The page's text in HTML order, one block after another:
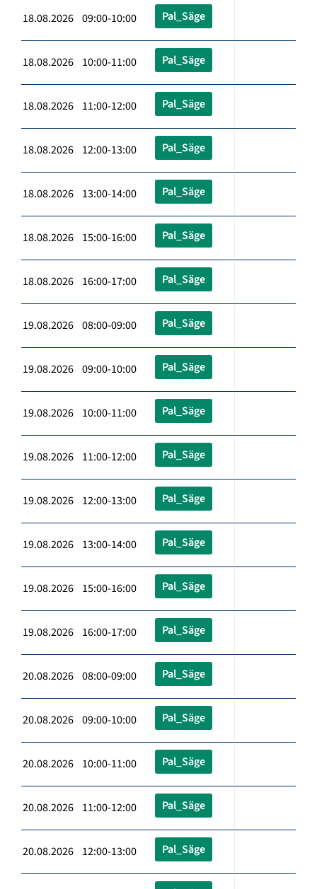
18.08.2026 09:00-10:00 Pal_Säge
18.08.2026 10:00-11:00 Pal_Säge
18.08.2026 11:00-12:00 Pal_Säge
18.08.2026 12:00-13:00 Pal_Säge
18.08.2026 13:00-14:00 Pal_Säge
18.08.2026 15:00-16:00 Pal_Säge
18.08.2026 16:00-17:00 Pal_Säge
19.08.2026 08:00-09:00 Pal_Säge
19.08.2026 09:00-10:00 Pal_Säge
19.08.2026 10:00-11:00 Pal_Säge
19.08.2026 11:00-12:00 Pal_Säge
19.08.2026 12:00-13:00 Pal_Säge
19.08.2026 13:00-14:00 Pal_Säge
19.08.2026 15:00-16:00 Pal_Säge
19.08.2026 16:00-17:00 Pal_Säge
20.08.2026 08:00-09:00 Pal_Säge
20.08.2026 09:00-10:00 Pal_Säge
20.08.2026 10:00-11:00 Pal_Säge
20.08.2026 11:00-12:00 Pal_Säge
20.08.2026 12:00-13:00 Pal_Säge